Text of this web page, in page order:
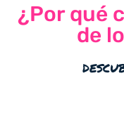
¿Por qué
de